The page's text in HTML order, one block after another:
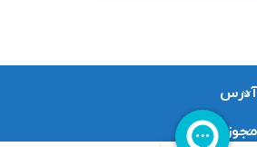
آدرس
مجوزات